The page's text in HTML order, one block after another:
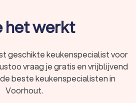
je keuken een frisse uitstraling
nieuwe keuken hoeft te kopen. Je
om dit aan te pakken.
renovatie kost meestal minder
keuken.
materialen en keukenelementen te
je afval en draag je bij aan een
het werkt
geschikte keukenspecialist voor
vraag je gratis en vrijblijvend
beste keukenspecialisten in
Voorhout.